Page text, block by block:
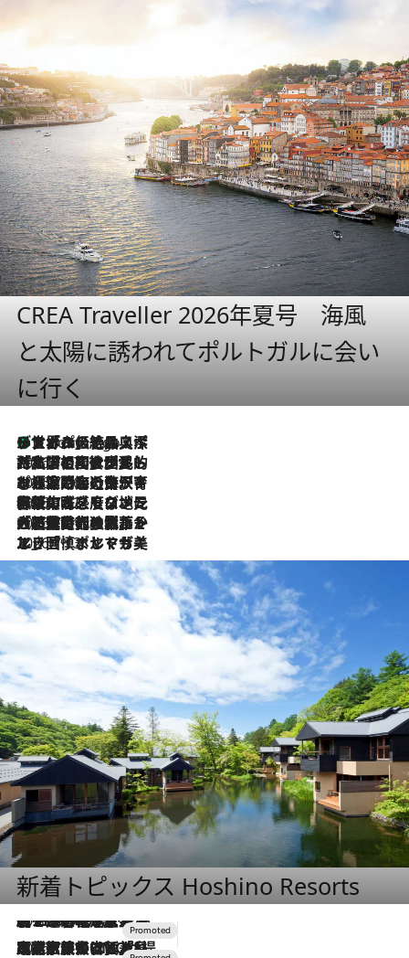
CREA Traveller 2026年夏号 海風
と太陽に誘われてポルトガルに会い
に行く
3 Hours Ago
リスボンの絶品スイーツ「パステル・デ・ナタ」とは？ポルトガル伝統の奥深い世界へ
2026.7.27
「私の祖国はポルトガル語です」国民的詩人フェルナンド・ペソアと、彼が愛した文学の街を歩く
2026.7.26
ポルトガル近海が育む極上の海の幸。キリリと冷えた白ワインと愉しむ、シーフード専門店の贅沢
2026.7.22
伝統の味をモダンに昇華。高感度な地元客が集う、リスボンの最旬ガストロノミー
2026.7.21
大航海時代の栄華から、震災、独裁、そして革命へ。ポルトガル・首都リスボンの石畳に刻まれた「歴史の光と影」
2026.7.13
エッセイ・ヤマザキマリ「慎ましくも美しき国 ポルトガル」
新着トピックス Hoshino Resorts
2026.8.7
【トンボの足水浴】ヒノキの香りに包まれて涼感マックス！約13℃の湧水かけ流しを避暑地「星野温泉 トンボの湯」で体験
2026.7.31
【ホテル帰省】という選択肢をOMOが提案。家族とほどよい距離を保つには「昼は実家、夜は気兼ねなくホテルで！」